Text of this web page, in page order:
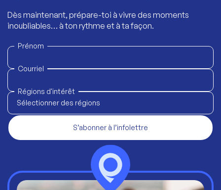
Dès maintenant, prépare-toi à vivre des moments
inoubliables… à ton rythme et à ta façon.
Prénom
Courriel
Régions d'intérêt
Sélectionner des régions
S’abonner à l’infolettre